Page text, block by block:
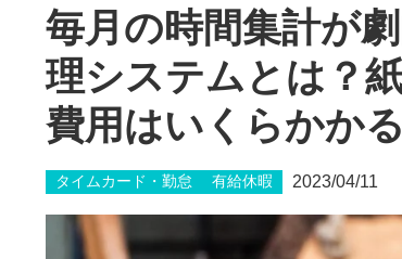
毎月の時間集計が
理システムとは？
費用はいくらかか
タイムカード・勤怠 有給休暇 2023/04/11